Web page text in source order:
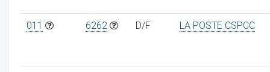
011 6262 D/F LA POSTE CSPCC